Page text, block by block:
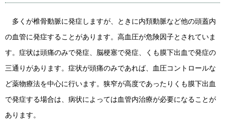
多くが椎骨動脈に発症しますが、ときに内頚動脈など他の頭蓋内
の血管に発症することがあります。高血圧が危険因子とされていま
す。症状は頭痛のみで発症、脳梗塞で発症、くも膜下出血で発症の
三通りがあります。症状が頭痛のみであれば、血圧コントロールな
ど薬物療法を中心に行います。狭窄が高度であったりくも膜下出血
で発症する場合は、病状によっては血管内治療が必要になることが
あります。